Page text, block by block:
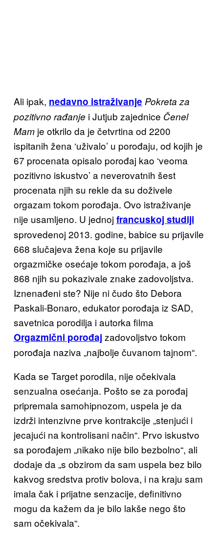
Ali ipak, nedavno istraživanje Pokreta za
pozitivno rađanje i Jutjub zajednice Čenel
Mam je otkrilo da je četvrtina od 2200
ispitanih žena ‘uživalo’ u porođaju, od kojih je
67 procenata opisalo porođaj kao ‘veoma
pozitivno iskustvo’ a neverovatnih šest
procenata njih su rekle da su doživele
orgazam tokom porođaja. Ovo istraživanje
nije usamljeno. U jednojfrancuskoj studiji
sprovedenoj 2013. godine, babice su prijavile
668 slučajeva žena koje su prijavile
orgazmičke osećaje tokom porođaja, a još
868 njih su pokazivale znake zadovoljstva.
Iznenađeni ste? Nije ni čudo što Debora
Paskali-Bonaro, edukator porođaja iz SAD,
savetnica porodilja i autorka filma
Orgazmični porođaj zadovoljstvo tokom
porođaja naziva „najbolje čuvanom tajnom“.
Kada se Target porodila, nije očekivala
senzualna osećanja. Pošto se za porođaj
pripremala samohipnozom, uspela je da
izdrži intenzivne prve kontrakcije „stenjući i
jecajući na kontrolisani način“. Prvo iskustvo
sa porođajem „nikako nije bilo bezbolno“, ali
dodaje da „s obzirom da sam uspela bez bilo
kakvog sredstva protiv bolova, i na kraju sam
imala čak i prijatne senzacije, definitivno
mogu da kažem da je bilo lakše nego što
sam očekivala“.